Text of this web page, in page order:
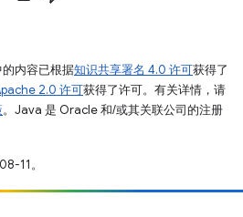
内容已根据知识共享署名 4.0 许可获得了
2.0 许可获得了许可。有关详情，请
。Java 是 Oracle 和/或其关联公司的注册
11。